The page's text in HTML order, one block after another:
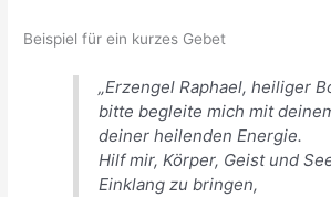
Beispiel für ein kurzes Gebet
„Erzengel Raphael, heiliger
bitte begleite mich mit
deiner heilenden Energie.
Hilf mir, Körper, Geist und
Einklang zu bringen,